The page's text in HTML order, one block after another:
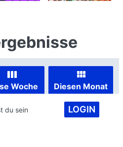
Woche Diesen Monat
du sein LOGIN